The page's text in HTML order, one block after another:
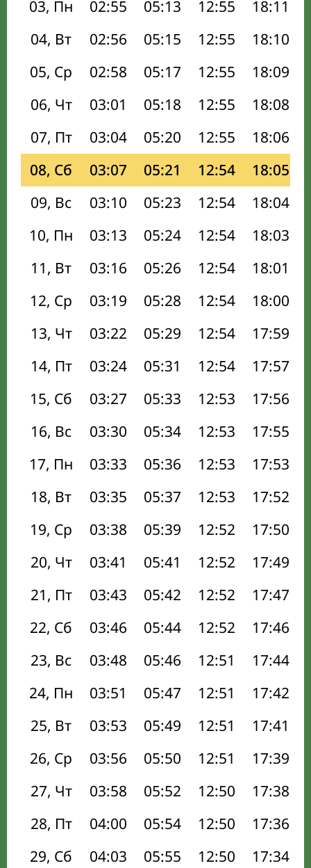
03, Пн
02:55 05:13 12:55 18:11
04, Вт
02:56 05:15 12:55 18:10
05, Ср
02:58 05:17 12:55 18:09
06, Чт
03:01 05:18 12:55 18:08
07, Пт
03:04 05:20 12:55 18:06
08, Сб
03:07 05:21 12:54 18:05
09, Вс
03:10 05:23 12:54 18:04
10, Пн
03:13 05:24 12:54 18:03
11, Вт
03:16 05:26 12:54 18:01
12, Ср
03:19 05:28 12:54 18:00
13, Чт
03:22 05:29 12:54 17:59
14, Пт
03:24 05:31 12:54 17:57
15, Сб
03:27 05:33 12:53 17:56
16, Вс
03:30 05:34 12:53 17:55
17, Пн
03:33 05:36 12:53 17:53
18, Вт
03:35 05:37 12:53 17:52
19, Ср
03:38 05:39 12:52 17:50
20, Чт
03:41 05:41 12:52 17:49
21, Пт
03:43 05:42 12:52 17:47
22, Сб
03:46 05:44 12:52 17:46
23, Вс
03:48 05:46 12:51 17:44
24, Пн
03:51 05:47 12:51 17:42
25, Вт
03:53 05:49 12:51 17:41
26, Ср
03:56 05:50 12:51 17:39
27, Чт
03:58 05:52 12:50 17:38
28, Пт
04:00 05:54 12:50 17:36
29, Сб
04:03 05:55 12:50 17:34